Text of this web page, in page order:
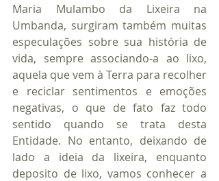
Maria Mulambo da Lixeira na
Umbanda, surgiram também muitas
especulações sobre sua história de
vida, sempre associando-a ao lixo,
aquela que vem à Terra para recolher
e reciclar sentimentos e emoções
negativas, o que de fato faz todo
sentido quando se trata desta
Entidade. No entanto, deixando de
lado a ideia da lixeira, enquanto